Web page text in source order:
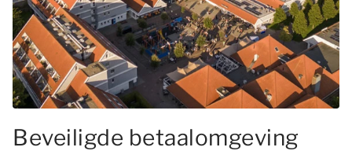
Beveiligde betaalomgeving